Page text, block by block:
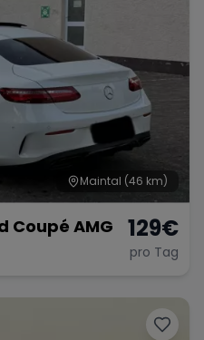
Maintal (46 km)
Coupé AMG 129€
pro Tag